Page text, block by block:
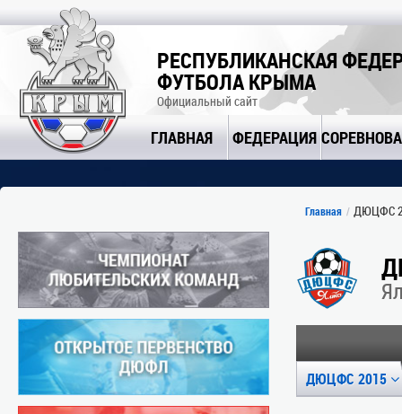
РЕСПУБЛИКАНСКАЯ
ФУТБОЛА КРЫМА
Официальный сайт
ГЛАВНАЯ ФЕДЕРАЦИЯ
Главная ДЮЦФС
ДЮЦФС 2015